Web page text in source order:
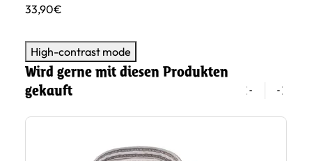
33,90€
High-contrast mode
Wird gerne mit diesen Produkten
gekauft